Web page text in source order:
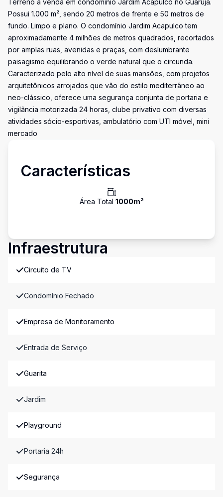
Terreno à venda em condomínio Jardim Acapulco no Guarujá.
Possui 1.000 m², sendo 20 metros de frente e 50 metros de
fundo. Limpo e plano. O condomínio Jardim Acapulco tem
aproximadamente 4 milhões de metros quadrados, recortados
por amplas ruas, avenidas e praças, com deslumbrante
paisagismo equilibrando o verde natural que o circunda.
Caracterizado pelo alto nível de suas mansões, com projetos
arquitetônicos arrojados que vão do estilo mediterrâneo ao
neo-clássico, oferece uma segurança conjunta de portaria e
vigilância motorizada 24 horas, clube privativo com diversas
atividades sócio-esportivas, ambulatório com UTI móvel, mini
mercado
Características
Área Total 1000m²
Infraestrutura
Circuito de TV
Condomínio Fechado
Empresa de Monitoramento
Entrada de Serviço
Guarita
Jardim
Playground
Portaria 24h
Segurança